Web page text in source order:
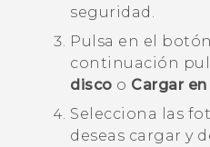
seguridad.
Pulsa en el botón
continuación
disco o Cargar
Selecciona las
deseas cargar y